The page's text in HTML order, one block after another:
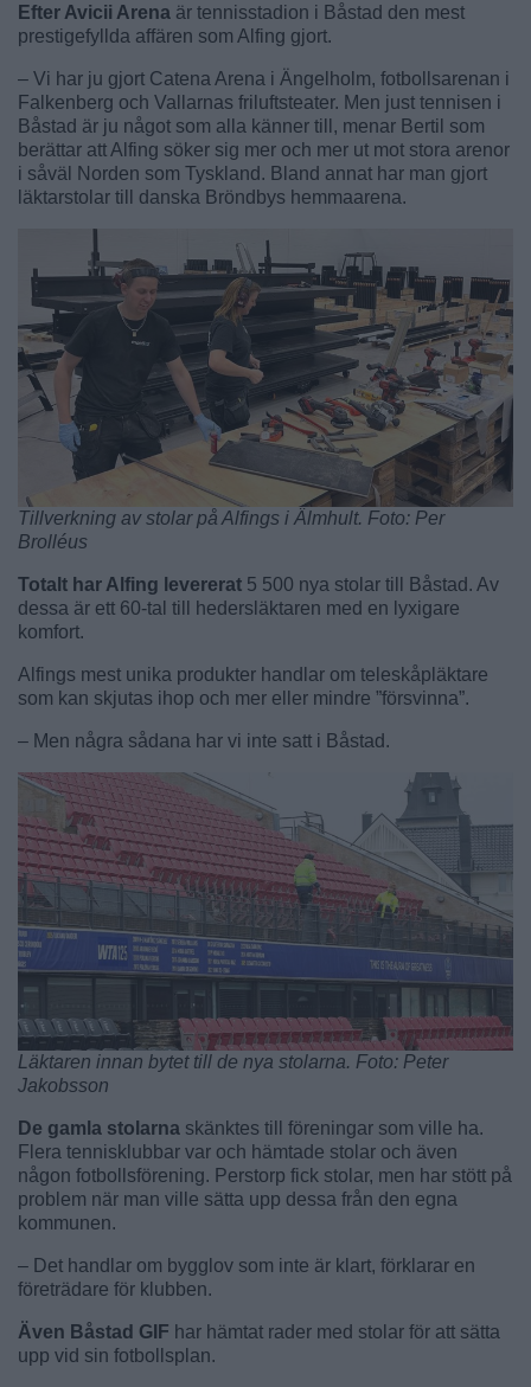
Efter Avicii Arena är tennisstadion i Båstad den mest
prestigefyllda affären som Alfing gjort.
– Vi har ju gjort Catena Arena i Ängelholm, fotbollsarenan i
Falkenberg och Vallarnas friluftsteater. Men just tennisen i
Båstad är ju något som alla känner till, menar Bertil som
berättar att Alfing söker sig mer och mer ut mot stora arenor
i såväl Norden som Tyskland. Bland annat har man gjort
läktarstolar till danska Bröndbys hemmaarena.
Tillverkning av stolar på Alfings i Älmhult. Foto: Per
Brolléus
Totalt har Alfing levererat 5 500 nya stolar till Båstad. Av
dessa är ett 60-tal till hedersläktaren med en lyxigare
komfort.
Alfings mest unika produkter handlar om teleskåpläktare
som kan skjutas ihop och mer eller mindre ”försvinna”.
– Men några sådana har vi inte satt i Båstad.
Läktaren innan bytet till de nya stolarna. Foto: Peter
Jakobsson
De gamla stolarna skänktes till föreningar som ville ha.
Flera tennisklubbar var och hämtade stolar och även
någon fotbollsförening. Perstorp fick stolar, men har stött på
problem när man ville sätta upp dessa från den egna
kommunen.
– Det handlar om bygglov som inte är klart, förklarar en
företrädare för klubben.
Även Båstad GIF har hämtat rader med stolar för att sätta
upp vid sin fotbollsplan.